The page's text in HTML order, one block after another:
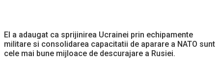
El a adaugat ca sprijinirea Ucrainei prin echipamente
militare si consolidarea capacitatii de aparare a NATO sunt
cele mai bune mijloace de descurajare a Rusiei.